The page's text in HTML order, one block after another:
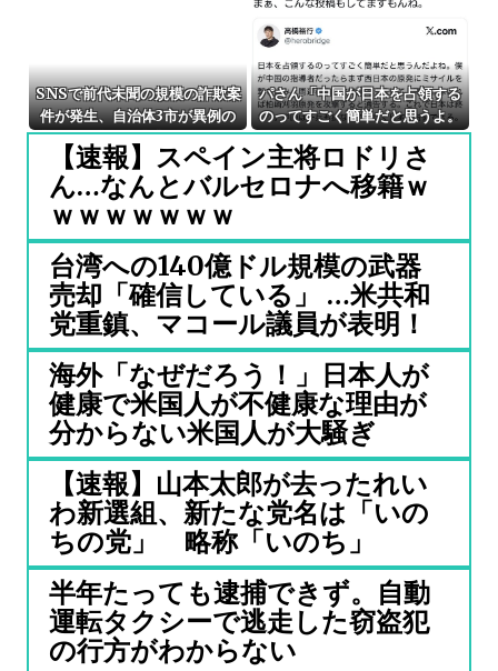
SNSで前代未聞の規模の詐欺案
件が発生、自治体3市が異例の
声明を発表して事実関係を全否
定
パさん「中国が日本を占領する
のってすごく簡単だと思うよ。
西日本の原発にミサイルを撃ち
込めばいい」
【速報】スペイン主将ロドリさ
ん…なんとバルセロナへ移籍ｗ
ｗｗｗｗｗｗｗ
台湾への140億ドル規模の武器
売却「確信している」 …米共和
党重鎮、マコール議員が表明！
海外「なぜだろう！」日本人が
健康で米国人が不健康な理由が
分からない米国人が大騒ぎ
【速報】山本太郎が去ったれい
わ新選組、新たな党名は「いの
ちの党」 略称「いのち」
半年たっても逮捕できず。自動
運転タクシーで逃走した窃盗犯
の行方がわからない